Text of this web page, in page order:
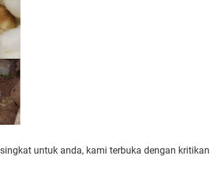
untuk anda, kami terbuka dengan kritikan